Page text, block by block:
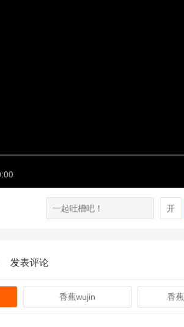
开
发表评论
香蕉wujin 香